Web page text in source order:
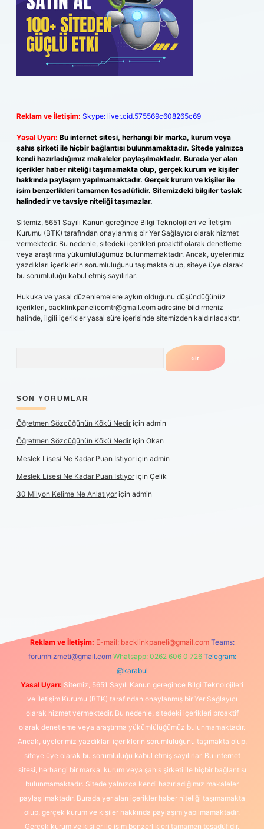
Reklam ve İletişim: Skype: live:.cid.575569c608265c69
Yasal Uyarı: Bu internet sitesi, herhangi bir marka, kurum veya
şahıs şirketi ile hiçbir bağlantısı bulunmamaktadır. Sitede yalnızca
kendi hazırladığımız makaleler paylaşılmaktadır. Burada yer alan
içerikler haber niteliği taşımamakta olup, gerçek kurum ve kişiler
hakkında paylaşım yapılmamaktadır. Gerçek kurum ve kişiler ile
isim benzerlikleri tamamen tesadüfidir. Sitemizdeki bilgiler taslak
halindedir ve tavsiye niteliği taşımazlar.
Sitemiz, 5651 Sayılı Kanun gereğince Bilgi Teknolojileri ve İletişim
Kurumu (BTK) tarafından onaylanmış bir Yer Sağlayıcı olarak hizmet
vermektedir. Bu nedenle, sitedeki içerikleri proaktif olarak denetleme
veya araştırma yükümlülüğümüz bulunmamaktadır. Ancak, üyelerimiz
yazdıkları içeriklerin sorumluluğunu taşımakta olup, siteye üye olarak
bu sorumluluğu kabul etmiş sayılırlar.
Hukuka ve yasal düzenlemelere aykırı olduğunu düşündüğünüz
içerikleri, backlinkpanelicomtr@gmail.com adresine bildirmeniz
halinde, ilgili içerikler yasal süre içerisinde sitemizden kaldırılacaktır.
SON YORUMLAR
Öğretmen Sözcüğünün Kökü Nediriçin admin
Öğretmen Sözcüğünün Kökü Nediriçin Okan
Meslek Lisesi Ne Kadar Puan Istiyoriçin admin
Meslek Lisesi Ne Kadar Puan Istiyoriçin Çelik
30 Milyon Kelime Ne Anlatıyoriçin admin
elexbetgiris.org
Reklam ve İletişim: E-mail: backlinkpaneli@gmail.com Teams:
forumhizmeti@gmail.com Whatsapp: 0262 606 0 726 Telegram:
@karabul
Yasal Uyarı: Sitemiz, 5651 Sayılı Kanun gereğince Bilgi Teknolojileri
ve İletişim Kurumu (BTK) tarafından onaylanmış bir Yer Sağlayıcı
olarak hizmet vermektedir. Bu nedenle, sitedeki içerikleri proaktif
olarak denetleme veya araştırma yükümlülüğümüz bulunmamaktadır.
Ancak, üyelerimiz yazdıkları içeriklerin sorumluluğunu taşımakta olup,
siteye üye olarak bu sorumluluğu kabul etmiş sayılırlar. Bu internet
sitesi, herhangi bir marka, kurum veya şahıs şirketi ile hiçbir bağlantısı
bulunmamaktadır. Sitede yalnızca kendi hazırladığımız makaleler
paylaşılmaktadır. Burada yer alan içerikler haber niteliği taşımamakta
olup, gerçek kurum ve kişiler hakkında paylaşım yapılmamaktadır.
Gerçek kurum ve kişiler ile isim benzerlikleri tamamen tesadüfidir.